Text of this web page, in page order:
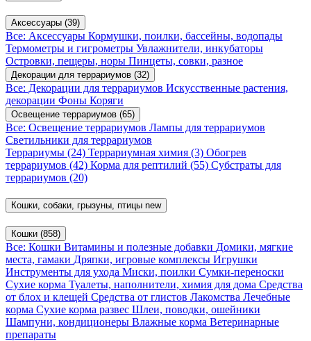
Аксессуары (39)
Все: Аксессуары Кормушки, поилки, бассейны, водопады
Термометры и гигрометры Увлажнители, инкубаторы
Островки, пещеры, норы Пинцеты, совки, разное
Декорации для террариумов (32)
Все: Декорации для террариумов Искусственные растения,
декорации Фоны Коряги
Освещение террариумов (65)
Все: Освещение террариумов Лампы для террариумов
Светильники для террариумов
Террариумы (24) Террариумная химия (3) Обогрев
террариумов (42) Корма для рептилий (55) Субстраты для
террариумов (20)
Кошки, собаки, грызуны, птицы new
Кошки (858)
Все: Кошки Витамины и полезные добавки Домики, мягкие
места, гамаки Дряпки, игровые комплексы Игрушки
Инструменты для ухода Миски, поилки Сумки-переноски
Сухие корма Туалеты, наполнители, химия для дома Средства
от блох и клещей Средства от глистов Лакомства Лечебные
корма Сухие корма развес Шлеи, поводки, ошейники
Шампуни, кондиционеры Влажные корма Ветеринарные
препараты